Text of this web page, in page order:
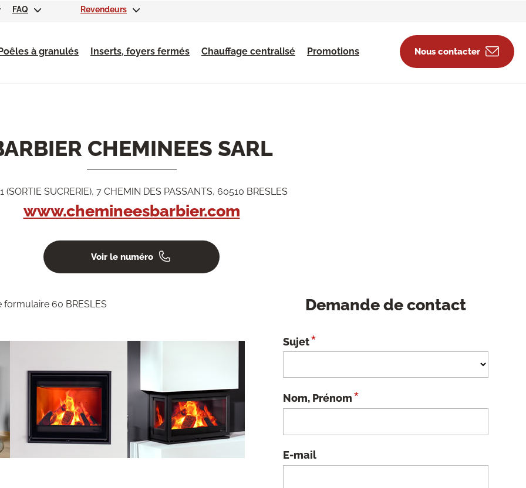
à granulés Inserts, foyers fermés Chauffage centralisé Promotions Nous contacter
FAQ Revendeurs
CHEMINEES SARL
(SORTIE SUCRERIE), 7 CHEMIN DES PASSANTS, 60510 BRESLES
www.chemineesbarbier.com
Voir le numéro
Demande de contact
Sujet*
Nom, Prénom*
E-mail